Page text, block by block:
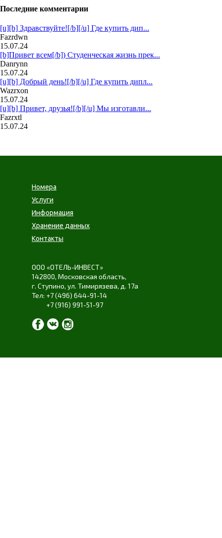
Последние комментарии
[u][b] Здравствуйте![/b][/u] Где купить дип...
Fazrdwn
15.07.24
[b]Привет всем[/b]) Студенческая жизнь прек...
Danrynn
15.07.24
[u][b] Добрый день![/b][/u] Где купить дипл...
Wazrxon
15.07.24
[u][b] Привет, друзья![/b][/u] Мы изготавли...
Fazrxtl
15.07.24
Номера
Услуги
Информация
Хранение данных
Контакты
ООО «ОТЕЛЬ-ИНВЕСТ»
142800, Московская область,
г. Ступино, ул. Тимирязева, д. 17а
+7 (496) 644-91-14
+7 (916) 991-51-97